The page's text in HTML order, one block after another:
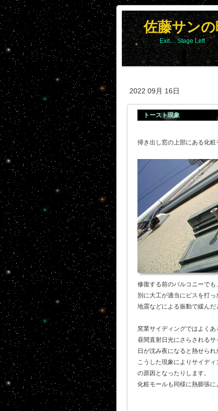
佐藤サンの
Exit.... Stage Left
2022 09月 16日
トースト現象
掃き出し窓の上部にある化粧
修復する前のバルコニーでも
別に大工が適当にビスを打
地震などによる振動で緩んだ
窯業サイディングではよくあ
昼間直射日光にさらされるサ
日が沈み夜になると熱せら
こうした現象によりサイデ
の原因となったりします。
化粧モールも同様に熱膨張に